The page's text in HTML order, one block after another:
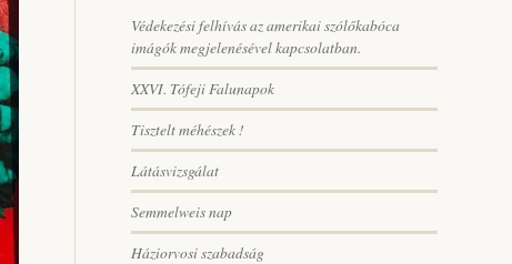
Védekezési felhívás az amerikai szólőkabóca
imágók megjelenésével kapcsolatban.
XXVI. Tófeji Falunapok
Tisztelt méhészek !
Látásvizsgálat
Semmelweis nap
Háziorvosi szabadság